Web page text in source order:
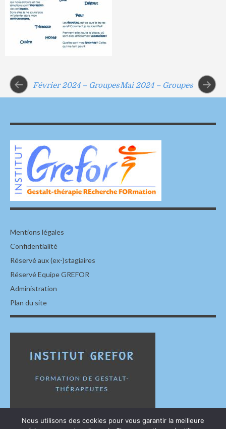
Février 2024 – GroupesMai 2024 – Groupes
Mentions légales
Confidentialité
Réservé aux (ex-)stagiaires
Réservé Equipe GREFOR
Administration
Plan du site
Nous utilisons des cookies pour vous garantir la meilleure